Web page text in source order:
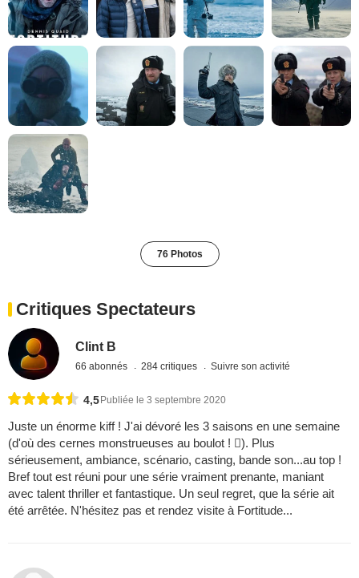
76 Photos
Critiques Spectateurs
Clint B
66 abonnés 284 critiques Suivre son activité
4,5Publiée le 3 septembre 2020
Juste un énorme kiff ! J'ai dévoré les 3 saisons en une semaine
(d'où des cernes monstrueuses au boulot ! ). Plus
sérieusement, ambiance, scénario, casting, bande son...au top !
Bref tout est réuni pour une série vraiment prenante, maniant
avec talent thriller et fantastique. Un seul regret, que la série ait
été arrêtée. N'hésitez pas et rendez visite à Fortitude...